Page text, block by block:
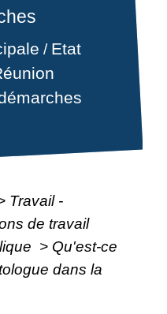
/ Etat
Travail -
de travail
> Qu'est-ce
dans la